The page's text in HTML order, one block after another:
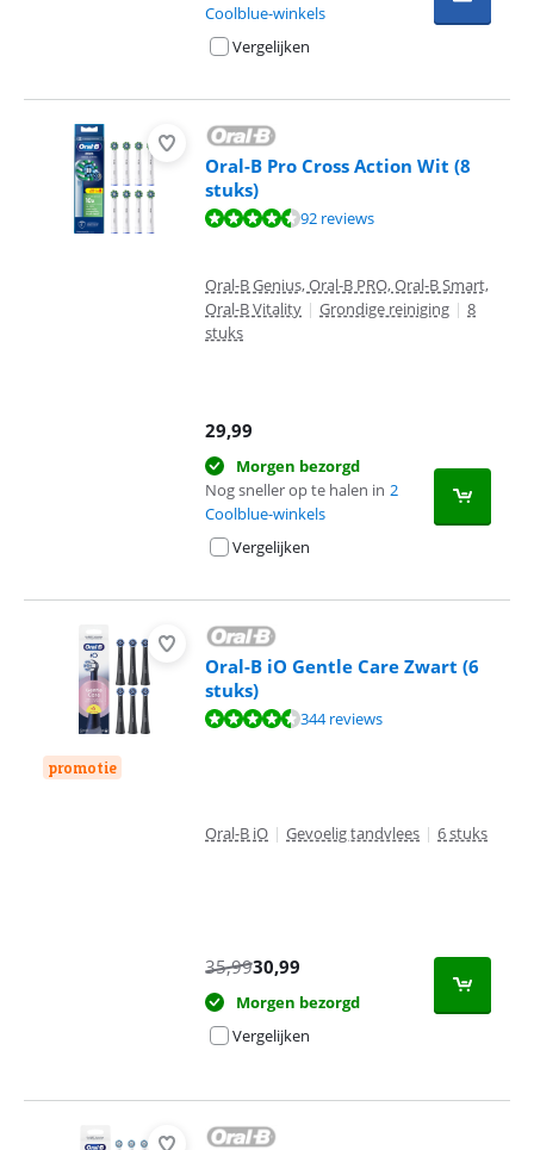
Coolblue-winkels
Vergelijken
Oral-B Pro Cross Action Wit (8
stuks)
Beoordeling is 9,0 van de 10, gebaseerd op 92 reviews.
92 reviews
Oral-B Genius, Oral-B PRO, Oral-B Smart,
Oral-B Vitality | Grondige reiniging | 8
stuks
29,99
Morgen bezorgd
Nog sneller op te halen in 2
Coolblue-winkels
Vergelijken
promotie
Oral-B iO Gentle Care Zwart (6
stuks)
Beoordeling is 9,2 van de 10, gebaseerd op 344 reviews.
344 reviews
Oral-B iO | Gevoelig tandvlees | 6 stuks
35,9930,99
Morgen bezorgd
Vergelijken